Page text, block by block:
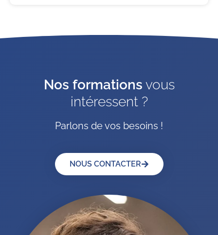
Nos formations vous
intéressent ?
Parlons de vos besoins !
NOUS CONTACTER